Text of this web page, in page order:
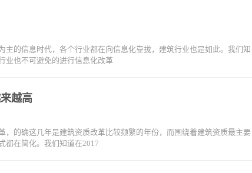
的信息时代，各个行业都在向信息化靠拢，建筑行业也是如此。我们知
业也不可避免的进行信息化改革
越高
的确这几年是建筑资质改革比较频繁的年份，而围绕着建筑资质最主要
都在简化。我们知道在2017